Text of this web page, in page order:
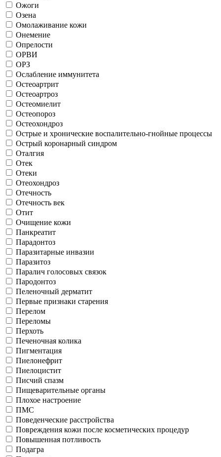
Ожоги
Озена
Омолаживание кожи
Онемение
Опрелости
ОРВИ
ОРЗ
Ослабление иммунитета
Остеоартрит
Остеоартроз
Остеомиелит
Остеопороз
Остеохондроз
Острые и хронические воспалительно-гнойные процессы
Острый коронарный синдром
Оталгия
Отек
Отеки
Отеохондроз
Отечность
Отечность век
Отит
Очищение кожи
Панкреатит
Парадонтоз
Паразитарные инвазии
Паразитоз
Паралич голосовых связок
Пародонтоз
Пеленочный дерматит
Первые признаки старения
Перелом
Переломы
Перхоть
Печеночная колика
Пигментация
Пиелонефрит
Пиелоцистит
Писчий спазм
Пищеварительные органы
Плохое настроение
ПМС
Поведенческие расстройства
Повреждения кожи после косметических процедур
Повышенная потливость
Подагра